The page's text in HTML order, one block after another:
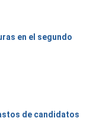
en el segundo
de candidatos